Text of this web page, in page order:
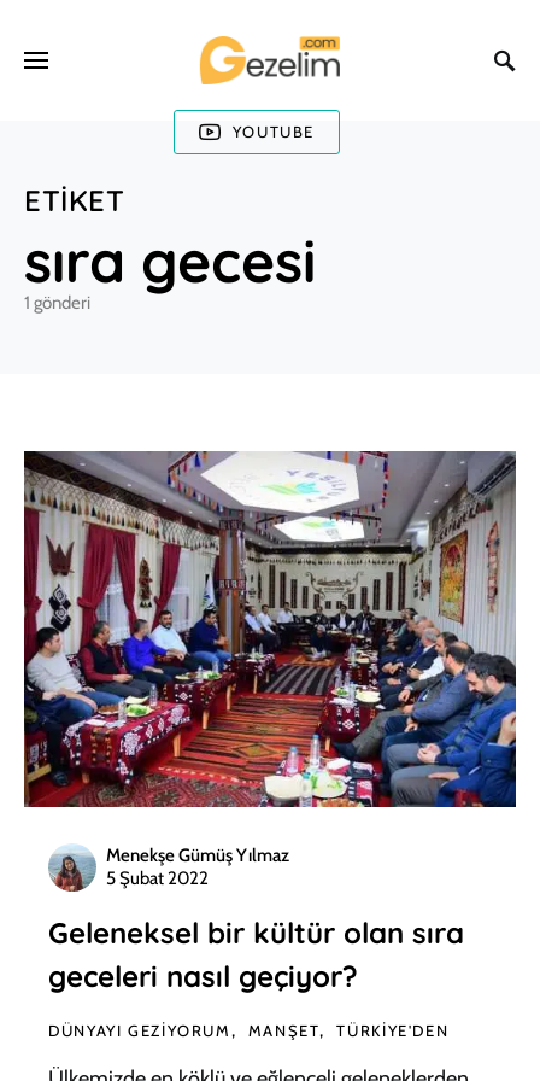
YOUTUBE
ETIKET
sıra gecesi
1 gönderi
Menekşe Gümüş Yılmaz
5 Şubat 2022
Geleneksel bir kültür olan sıra
geceleri nasıl geçiyor?
DÜNYAYI GEZIYORUM MANŞET TÜRKIYE'DEN